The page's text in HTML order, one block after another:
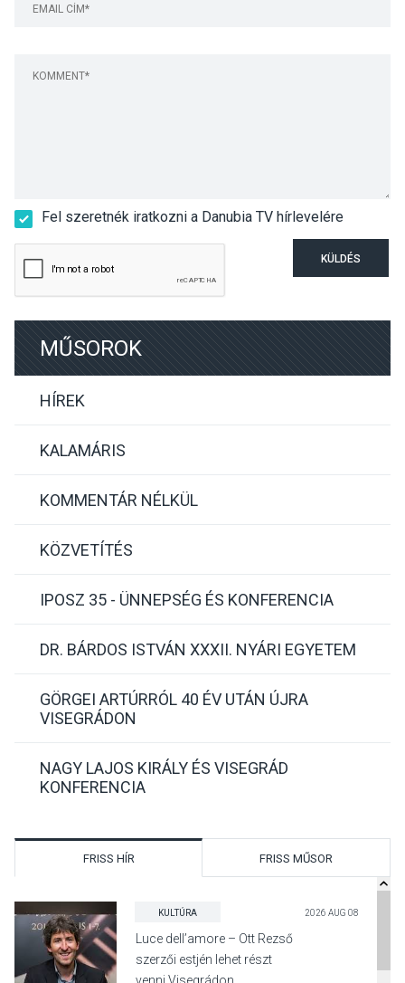
Fel szeretnék iratkozni a Danubia TV hírlevelére
KÜLDÉS
MŰSOROK
HÍREK
KALAMÁRIS
KOMMENTÁR NÉLKÜL
KÖZVETÍTÉS
IPOSZ 35 - ÜNNEPSÉG ÉS KONFERENCIA
DR. BÁRDOS ISTVÁN XXXII. NYÁRI EGYETEM
GÖRGEI ARTÚRRÓL 40 ÉV UTÁN ÚJRA
VISEGRÁDON
NAGY LAJOS KIRÁLY ÉS VISEGRÁD
KONFERENCIA
FRISS HÍR FRISS MŰSOR
KULTÚRA 2026 AUG 08
Luce dell’amore – Ott Rezső
szerzői estjén lehet részt